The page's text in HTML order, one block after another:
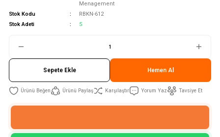
Menagement
Stok Kodu
RBKN-612
Stok Adeti
5
Sepete Ekle Hemen Al
Ürünü Paylaş Karşılaştır Yorum Yaz Tavsiye Et